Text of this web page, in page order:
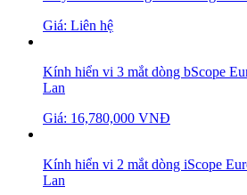
Giá: Liên hệ
Kính hiển vi 3 mắt dòng bScope
Lan
Giá: 16,780,000 VNĐ
Kính hiển vi 2 mắt dòng iScope
Lan